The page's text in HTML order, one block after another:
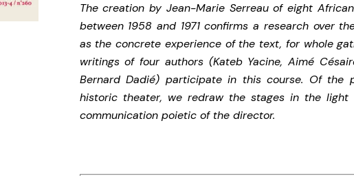
The creation by Jean-Marie Serreau of eight
between 1958 and 1971 confirms a research over
as the concrete experience of the text, for whole
writings of four authors (Kateb Yacine, Aimé
Bernard Dadié) participate in this course. Of the
historic theater, we redraw the stages in the
communication poietic of the director.